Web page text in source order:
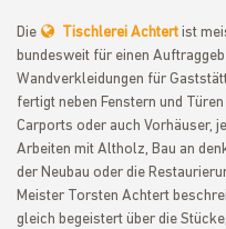
Die Tischlerei Achtert ist
bundesweit für einen
Wandverkleidungen für
fertigt neben Fenstern und
Carports oder auch Vorhäuser,
Arbeiten mit Altholz, Bau an
der Neubau oder die
Meister Torsten Achtert
gleich begeistert über die